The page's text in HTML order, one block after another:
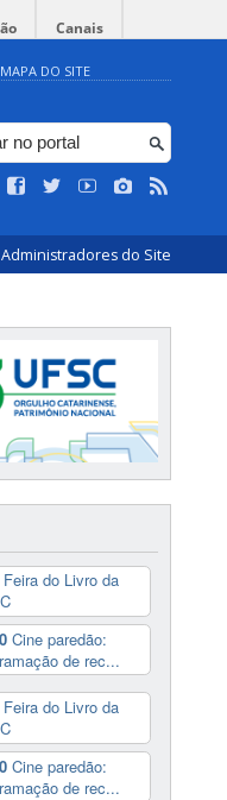
Canais
MAPA DO SITE
Administradores do Site
Feira do Livro da
Cine paredão:
de rec...
Feira do Livro da
Cine paredão:
de rec...